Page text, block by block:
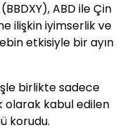
ABD ile Çin
ilişkin iyimserlik ve
etkisiyle bir ayın
birlikte sadece
olarak kabul edilen
korudu.